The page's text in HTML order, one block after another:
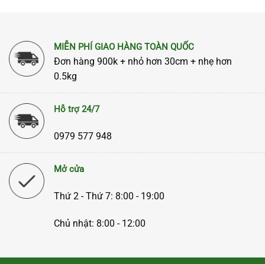
MIỄN PHÍ GIAO HÀNG TOÀN QUỐC
Đơn hàng 900k + nhỏ hơn 30cm + nhẹ hơn
0.5kg
Hỗ trợ 24/7
0979 577 948
Mở cửa
Thứ 2 - Thứ 7: 8:00 - 19:00
Chủ nhật: 8:00 - 12:00